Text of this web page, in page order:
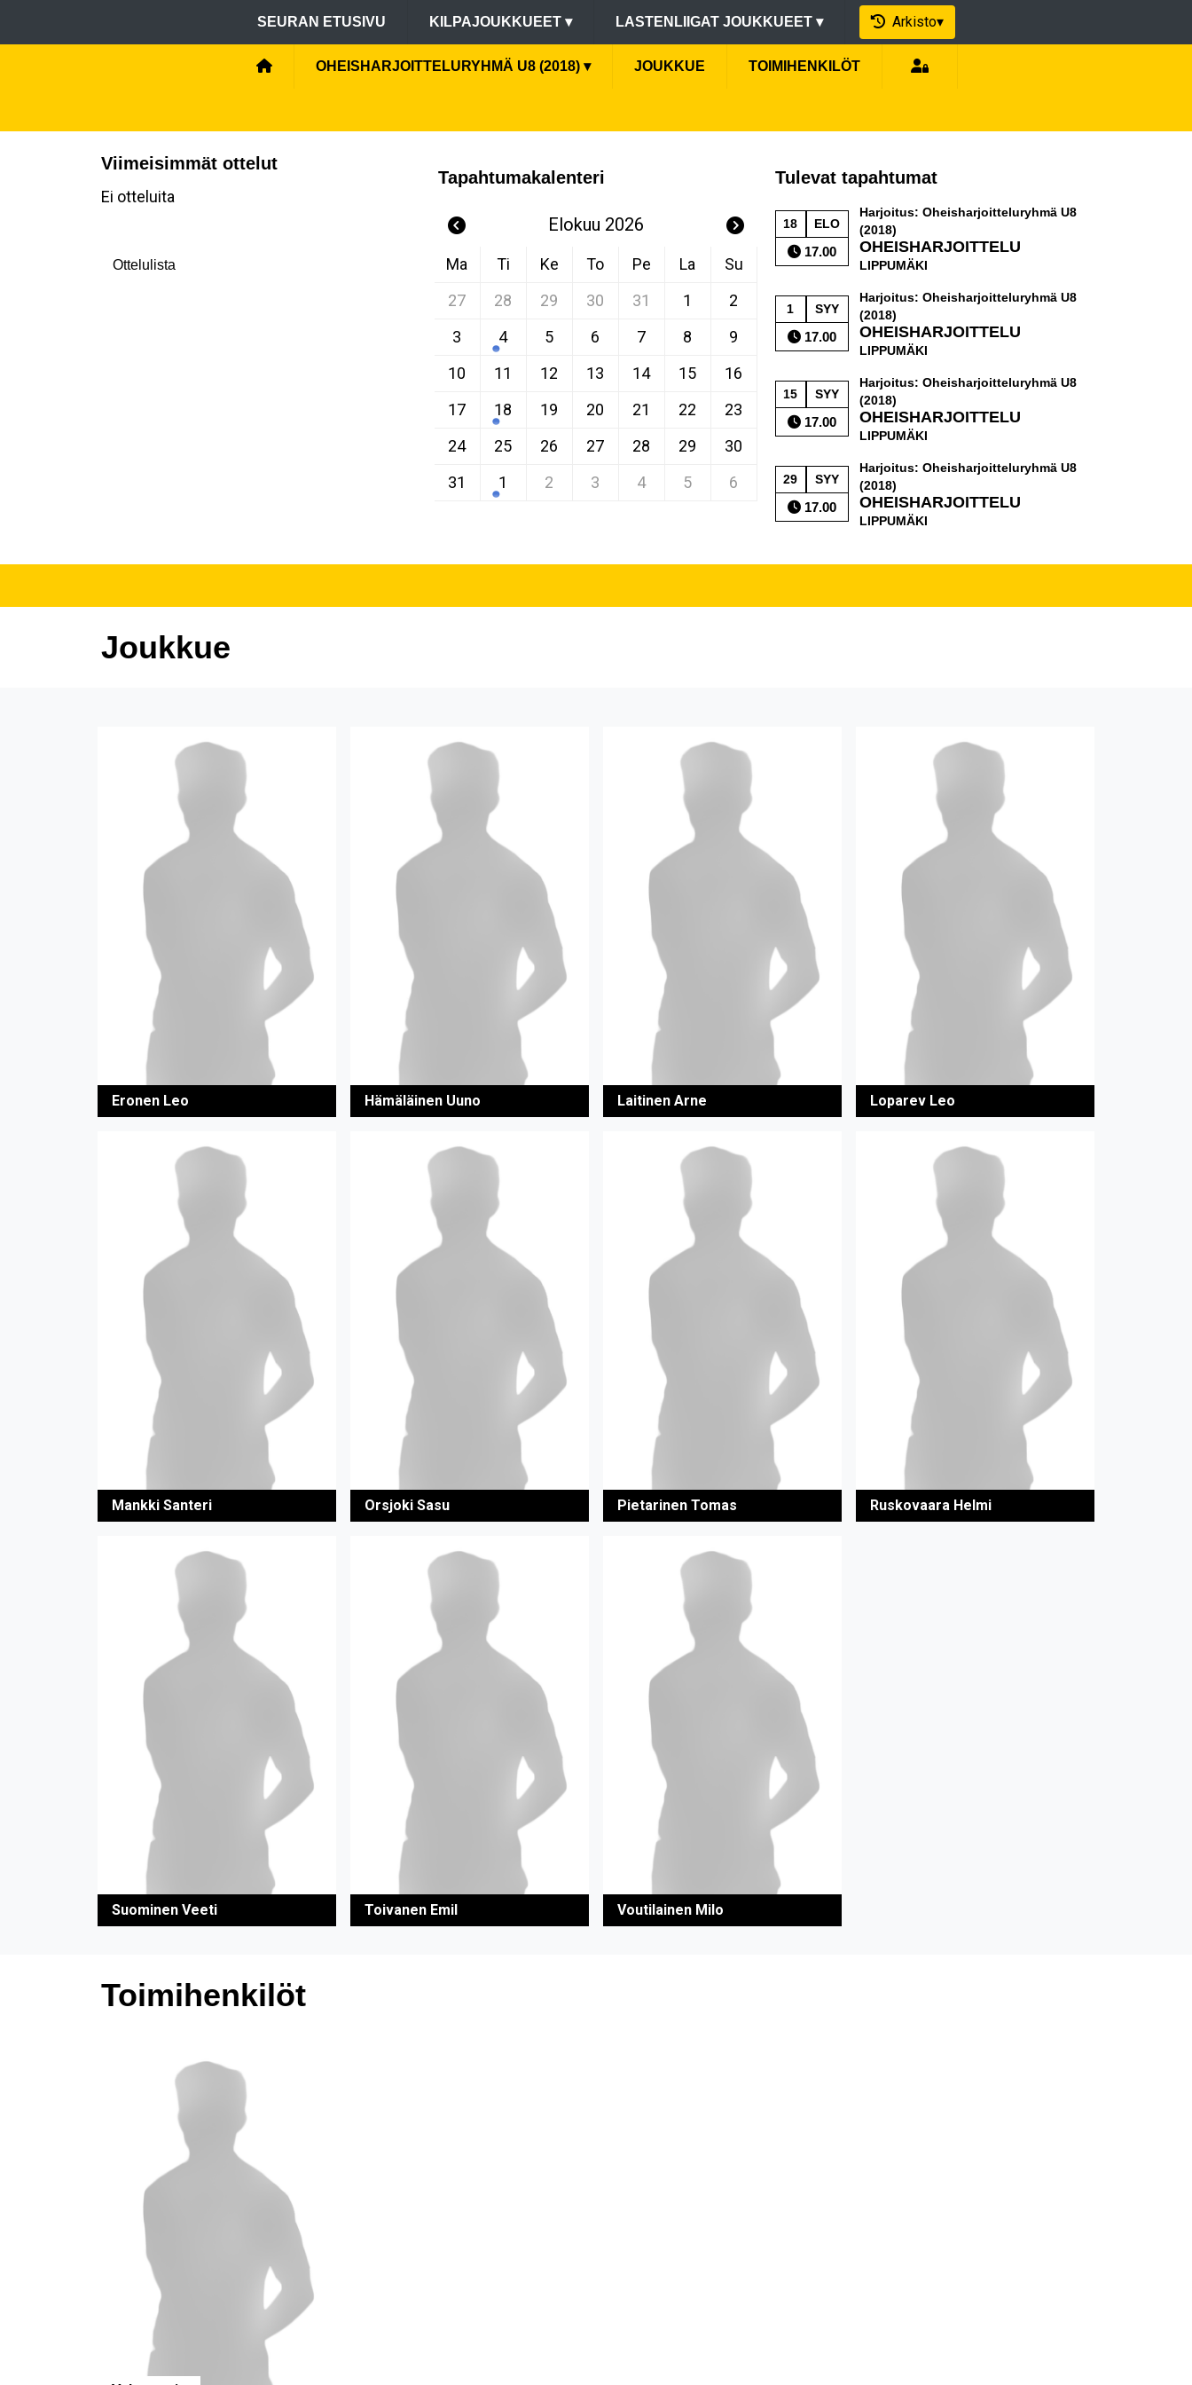
SEURAN ETUSIVU KILPAJOUKKUEET ▾ LASTENLIIGAT JOUKKUEET ▾ Arkisto▾
OHEISHARJOITTELURYHMÄ U8 (2018) ▾ JOUKKUE TOIMIHENKILÖT
Viimeisimmät ottelut
Ei otteluita
Ottelulista
Tapahtumakalenteri
Elokuu 2026
Ma Ti Ke To Pe La
Su
27
28 29 30 31 1
2
3
4 5 6 7 8
9
10
11 12 13 14 15
16
17
18 19 20 21 22
23
24
25 26 27 28 29
30
31
1 2 3 4 5 6
Tulevat tapahtumat
18 ELO
17.00
Harjoitus: Oheisharjoitteluryhmä U8
(2018)
OHEISHARJOITTELU
LIPPUMÄKI
1 SYY
17.00
Harjoitus: Oheisharjoitteluryhmä U8
(2018)
OHEISHARJOITTELU
LIPPUMÄKI
15 SYY
17.00
Harjoitus: Oheisharjoitteluryhmä U8
(2018)
OHEISHARJOITTELU
LIPPUMÄKI
29 SYY
17.00
Harjoitus: Oheisharjoitteluryhmä U8
(2018)
OHEISHARJOITTELU
LIPPUMÄKI
Joukkue
Eronen Leo Hämäläinen Uuno Laitinen Arne Loparev Leo
Mankki Santeri Orsjoki Sasu Pietarinen Tomas Ruskovaara Helmi
Suominen Veeti Toivanen Emil Voutilainen Milo
Toimihenkilöt